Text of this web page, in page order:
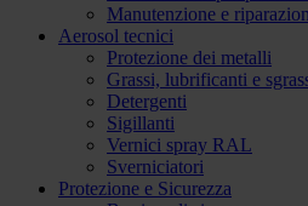
Manutenzione e
Aerosol tecnici
Protezione dei metalli
Grassi, lubrificanti e
Detergenti
Sigillanti
Vernici spray RAL
Sverniciatori
Protezione e Sicurezza